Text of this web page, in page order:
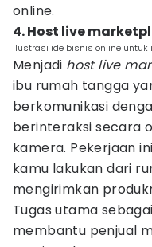
online.
4. Host live
ilustrasi ide bisnis online untuk
Menjadi host live
ibu rumah tangga
berkomunikasi
berinteraksi secara
kamera. Pekerjaan
kamu lakukan dari
mengirimkan
Tugas utama
membantu penjual